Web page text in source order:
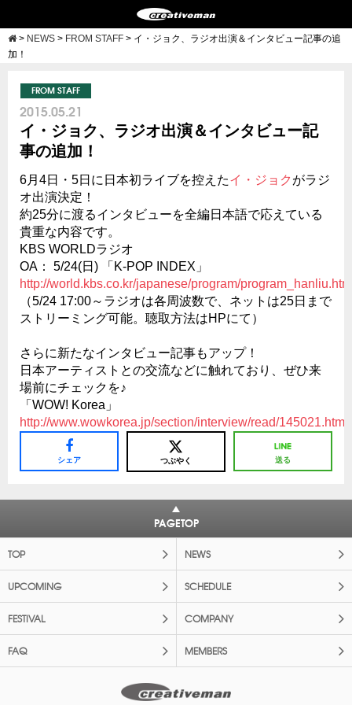
> NEWS > FROM STAFF > イ・ジョク、ラジオ出演＆インタビュー記事の追
加！
FROM STAFF
2015.05.21
イ・ジョク、ラジオ出演＆インタビュー記
事の追加！
6月4日・5日に日本初ライブを控えたイ・ジョク がラジ
オ出演決定！
約25分に渡るインタビューを全編日本語で応えている
貴重な内容です。
KBS WORLDラジオ
OA： 5/24(日) 「K-POP INDEX」
http://world.kbs.co.kr/japanese/program/program_hanliu.htm
（5/24 17:00～ラジオは各周波数で、ネットは25日まで
ストリーミング可能。聴取方法はHPにて）
さらに新たなインタビュー記事もアップ！
日本アーティストとの交流などに触れており、ぜひ来
場前にチェックを♪
「WOW! Korea」
http://www.wowkorea.jp/section/interview/read/145021.htm
シェア つぶやく 送る
PAGETOP
TOP NEWS
UPCOMING SCHEDULE
FESTIVAL COMPANY
FAQ MEMBERS